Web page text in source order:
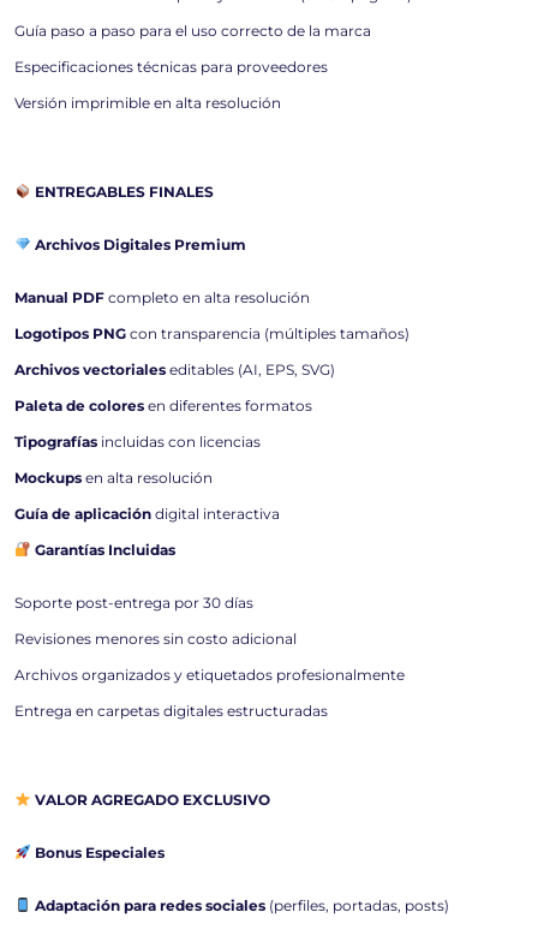
Guía paso a paso para el uso correcto de la marca
Especificaciones técnicas para proveedores
Versión imprimible en alta resolución
ENTREGABLES FINALES
Archivos Digitales Premium
Manual PDF completo en alta resolución
Logotipos PNG con transparencia (múltiples tamaños)
Archivos vectoriales editables (AI, EPS, SVG)
Paleta de colores en diferentes formatos
Tipografías incluidas con licencias
Mockups en alta resolución
Guía de aplicación digital interactiva
Garantías Incluidas
Soporte post-entrega por 30 días
Revisiones menores sin costo adicional
Archivos organizados y etiquetados profesionalmente
Entrega en carpetas digitales estructuradas
VALOR AGREGADO EXCLUSIVO
Bonus Especiales
Adaptación para redes sociales(perfiles, portadas, posts)